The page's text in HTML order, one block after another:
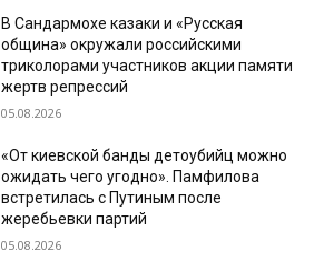
В Сандармохе казаки и «Русская
община» окружали российскими
триколорами участников акции памяти
жертв репрессий
05.08.2026
«От киевской банды детоубийц можно
ожидать чего угодно». Памфилова
встретилась с Путиным после
жеребьевки партий
05.08.2026